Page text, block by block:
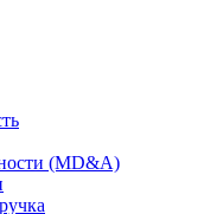
(MD&A)